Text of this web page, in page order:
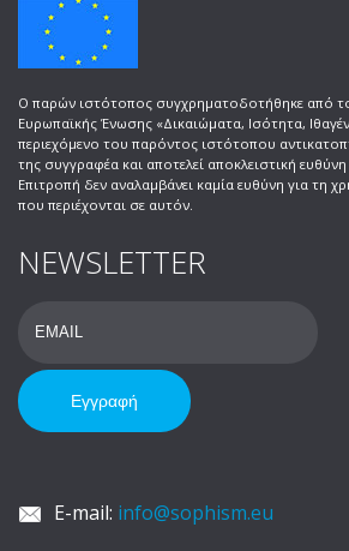
Ο παρών ιστότοπος συγχρηματοδοτήθηκε από
Ευρωπαϊκής Ένωσης «Δικαιώματα, Ισότητα,
περιεχόμενο του παρόντος ιστότοπου
της συγγραφέα και αποτελεί αποκλειστική
Επιτροπή δεν αναλαμβάνει καμία ευθύνη για τη
που περιέχονται σε αυτόν.
NEWSLETTER
E-mail: info@sophism.eu